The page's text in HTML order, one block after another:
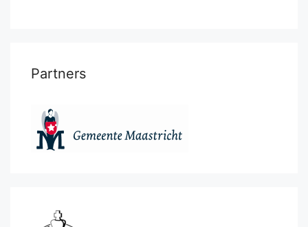
Partners